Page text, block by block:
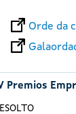
Orde da
Premios